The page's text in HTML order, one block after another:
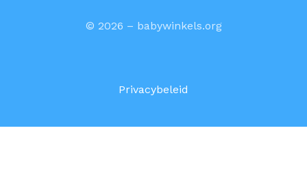
© 2026 – babywinkels.org
Privacybeleid